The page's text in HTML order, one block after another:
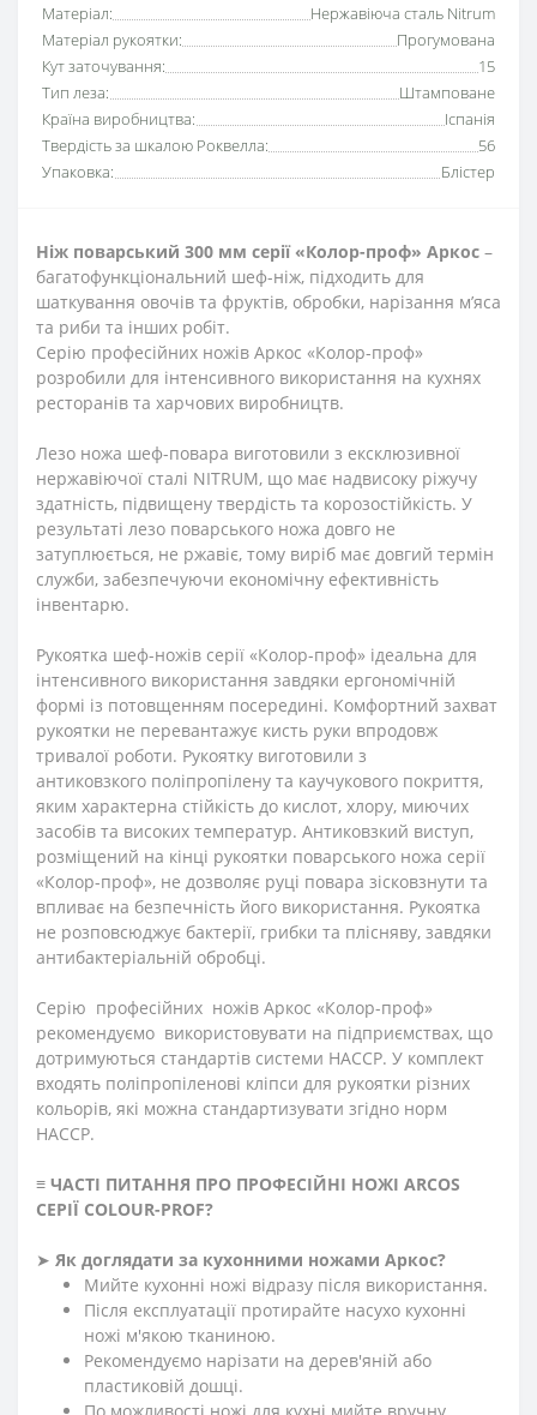
Матеріал:
Нержавіюча сталь Nitrum
Матеріал рукоятки:
Прогумована
Кут заточування:
15
Тип леза:
Штамповане
Країна виробництва:
Іспанія
Твердість за шкалою Роквелла:
56
Упаковка:
Блістер
Ніж поварський 300 мм серії «Колор-проф» Аркос –
багатофункціональний шеф-ніж, підходить для
шаткування овочів та фруктів, обробки, нарізання м’яса
та риби та інших робіт.
Серію професійних ножів Аркос «Колор-проф»
розробили для інтенсивного використання на кухнях
ресторанів та харчових виробництв.
Лезо ножа шеф-повара виготовили з ексклюзивної
нержавіючої сталі NITRUM, що має надвисоку ріжучу
здатність, підвищену твердість та корозостійкість. У
результаті лезо поварського ножа довго не
затуплюється, не ржавіє, тому виріб має довгий термін
служби, забезпечуючи економічну ефективність
інвентарю.
Рукоятка шеф-ножів серії «Колор-проф» ідеальна для
інтенсивного використання завдяки ергономічній
формі із потовщенням посередині. Комфортний захват
рукоятки не перевантажує кисть руки впродовж
тривалої роботи. Рукоятку виготовили з
антиковзкого поліпропілену та каучукового покриття,
яким характерна стійкість до кислот, хлору, миючих
засобів та високих температур. Антиковзкий виступ,
розміщений на кінці рукоятки поварського ножа серії
«Колор-проф», не дозволяє руці повара зісковзнути та
впливає на безпечність його використання. Рукоятка
не розповсюджує бактерії, грибки та плісняву, завдяки
антибактеріальній обробці.
Серію професійних ножів Аркос «Колор-проф»
рекомендуємо використовувати на підприємствах, що
дотримуються стандартів системи HACCP. У комплект
входять поліпропіленові кліпси для рукоятки різних
кольорів, які можна стандартизувати згідно норм
НАССР.
≡ ЧАСТІ ПИТАННЯ ПРО ПРОФЕСІЙНІ НОЖІ ARCOS
СЕРІЇ СOLOUR-PROF?
➤ Як доглядати за кухонними ножами Аркос?
Мийте кухонні ножі відразу після використання.
Після експлуатації протирайте насухо кухонні
ножі м'якою тканиною.
Рекомендуємо нарізати на дерев'яній або
пластиковій дошці.